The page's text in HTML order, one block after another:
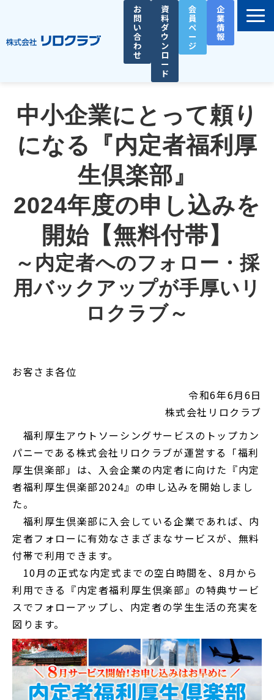
お
問
い
合
わ
せ
資
料
ダ
ウ
ン
ロ
ー
ド
会
員
ペ
ー
ジ
企
業
情
報
サービス一覧
お役立ち資料
導入事例
セミナー
総務人事タイムズ
中小企業にとって頼り
になる『内定者福利厚
生倶楽部』
2024年度の申し込みを
開始【無料付帯】
～内定者へのフォロー・採
用バックアップが手厚いリ
ロクラブ～
お客さま各位
令和6年6月6日
株式会社リロクラブ
福利厚生アウトソーシングサービスのトップカン
パニーである株式会社リロクラブが運営する「福利
厚生倶楽部」は、入会企業の内定者に向けた『内定
者福利厚生倶楽部2024』の申し込みを開始しまし
た。
福利厚生倶楽部に入会している企業であれば、内
定者フォローに有効なさまざまなサービスが、無料
付帯で利用できます。
10月の正式な内定式までの空白時間を、8月から
利用できる『内定者福利厚生倶楽部』の特典サービ
スでフォローアップし、内定者の学生生活の充実を
図ります。